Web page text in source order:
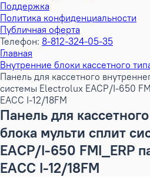
Поддержка
Политика конфиденциальности
Публичная оферта
Телефон: 8-812-324-05-35
Главная
Внутренние блоки кассетного
Панель для кассетного
системы Electrolux EACP/I-650
EACC I-12/18FM
Панель для
блока мульти сплит
EACP/I-650 FMI_ERP
EACC I-12/18FM